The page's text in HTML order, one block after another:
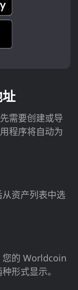
需要创建或导
程序将自动为
资产列表中选
您的 Worldcoin
形式显示。